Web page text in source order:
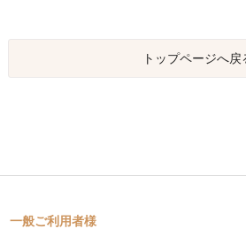
トップページへ戻
一般ご利用者様